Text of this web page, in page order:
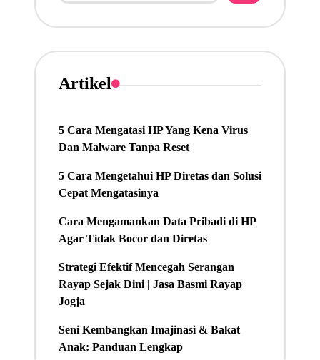
Artikel
5 Cara Mengatasi HP Yang Kena Virus
Dan Malware Tanpa Reset
5 Cara Mengetahui HP Diretas dan Solusi
Cepat Mengatasinya
Cara Mengamankan Data Pribadi di HP
Agar Tidak Bocor dan Diretas
Strategi Efektif Mencegah Serangan
Rayap Sejak Dini | Jasa Basmi Rayap
Jogja
Seni Kembangkan Imajinasi & Bakat
Anak: Panduan Lengkap